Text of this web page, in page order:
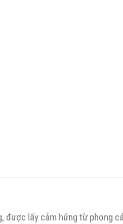
lấy cảm hứng từ phong